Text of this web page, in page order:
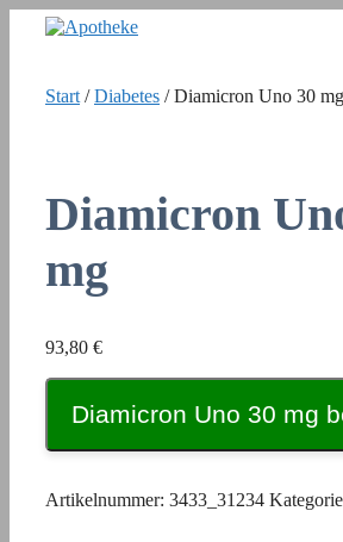
Inhalt
Start /Diabetes / Diamicron Uno 30 mg
Diamicron
mg
93,80 €
Diamicron Uno 30 mg
Artikelnummer: 3433_31234